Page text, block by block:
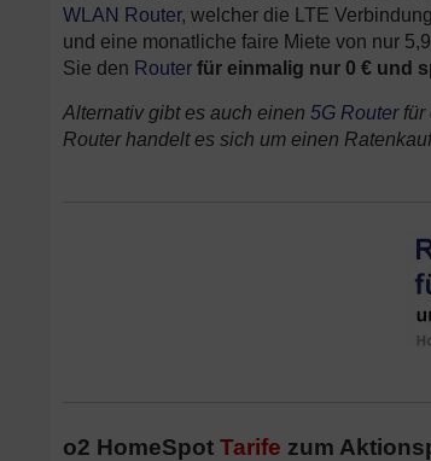
WLAN Router, welcher die LTE
und eine monatliche faire Miete von nur
Sie den Router für einmalig nur 0 € und
Alternativ gibt es auch einen 5G Routerfür
Router handelt es sich um einen
o2 HomeSpot Tarife zum